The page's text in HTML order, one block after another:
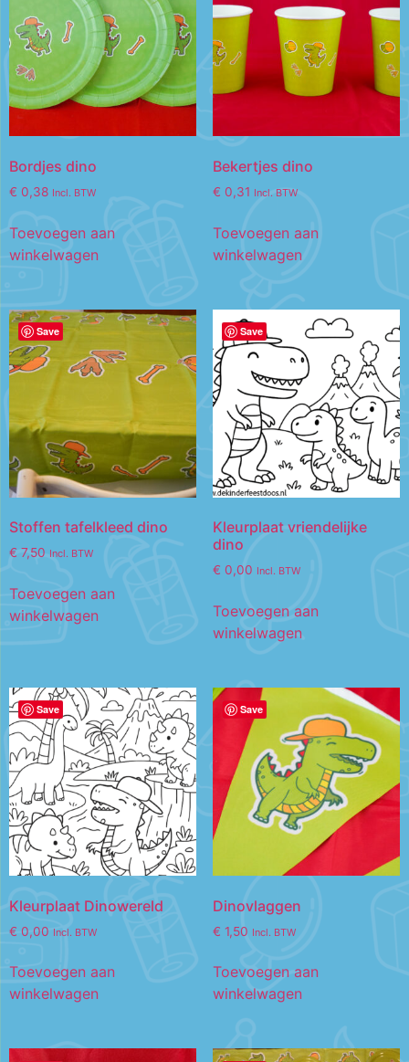
Bordjes dino
€ 0,38 Incl. BTW
Toevoegen aan
winkelwagen
Bekertjes dino
€ 0,31 Incl. BTW
Toevoegen aan
winkelwagen
Save
Stoffen tafelkleed dino
€ 7,50 Incl. BTW
Toevoegen aan
winkelwagen
Save
Kleurplaat vriendelijke
dino
€ 0,00 Incl. BTW
Toevoegen aan
winkelwagen
Save
Kleurplaat Dinowereld
€ 0,00 Incl. BTW
Toevoegen aan
winkelwagen
Save
Dinovlaggen
€ 1,50 Incl. BTW
Toevoegen aan
winkelwagen